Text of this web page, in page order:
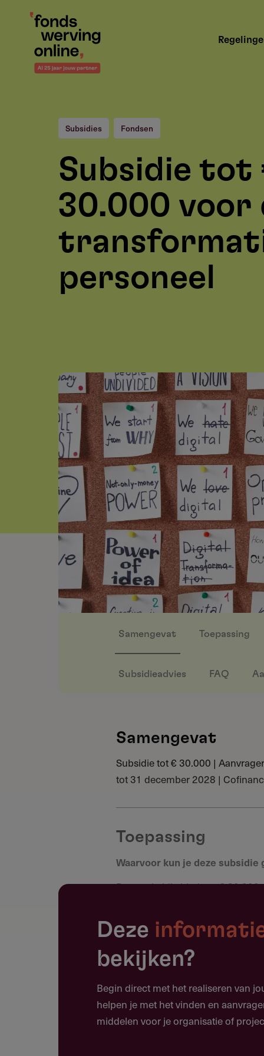
Overslaan
Hoofdnavigatie
Subsidies Fondsen
Subsidie tot
30.000 voor
personeel
Samengevat Toepassing
Subsidieadvies FAQ
Samengevat
Subsidie tot € 30.000 |
tot 31 december 2028 |
Toepassing
Waarvoor kun je deze subsidie
Deze subsidie biedt tot €
ondersteunen.
Trainingen en opleidingen
Peer-to-peer trajecten en
Coaching en training on the
Scholing voor het ontwikkelen
Opleidingstrajecten voor
Deze
bekijken?
Begin direct met het realiseren van
helpen je met het vinden en
middelen voor je organisatie of